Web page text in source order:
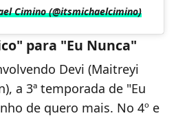
Cimino (@itsmichaelcimino)
para "Eu Nunca"
Devi (Maitreyi
a 3ª temporada de "Eu
de quero mais. No 4º e